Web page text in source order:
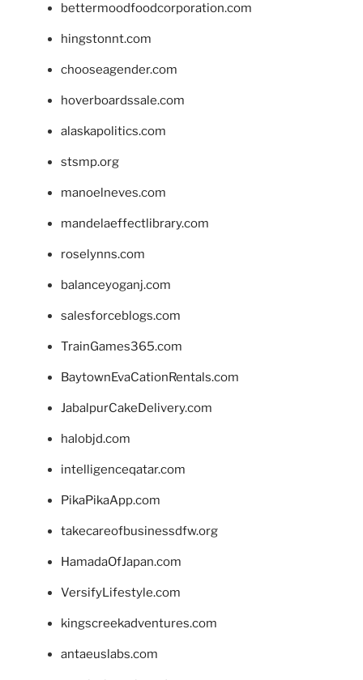
bettermoodfoodcorporation.com
hingstonnt.com
chooseagender.com
hoverboardssale.com
alaskapolitics.com
stsmp.org
manoelneves.com
mandelaeffectlibrary.com
roselynns.com
balanceyoganj.com
salesforceblogs.com
TrainGames365.com
BaytownEvaCationRentals.com
JabalpurCakeDelivery.com
halobjd.com
intelligenceqatar.com
PikaPikaApp.com
takecareofbusinessdfw.org
HamadaOfJapan.com
VersifyLifestyle.com
kingscreekadventures.com
antaeuslabs.com